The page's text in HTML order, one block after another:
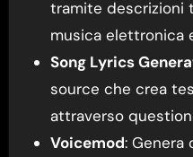
tramite descrizioni
musica elettronica
Song Lyrics
source che crea
attraverso
Voicemod: Genera